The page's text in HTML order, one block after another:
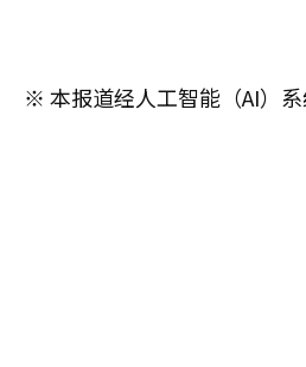
※ 本报道经人工智能（AI）系